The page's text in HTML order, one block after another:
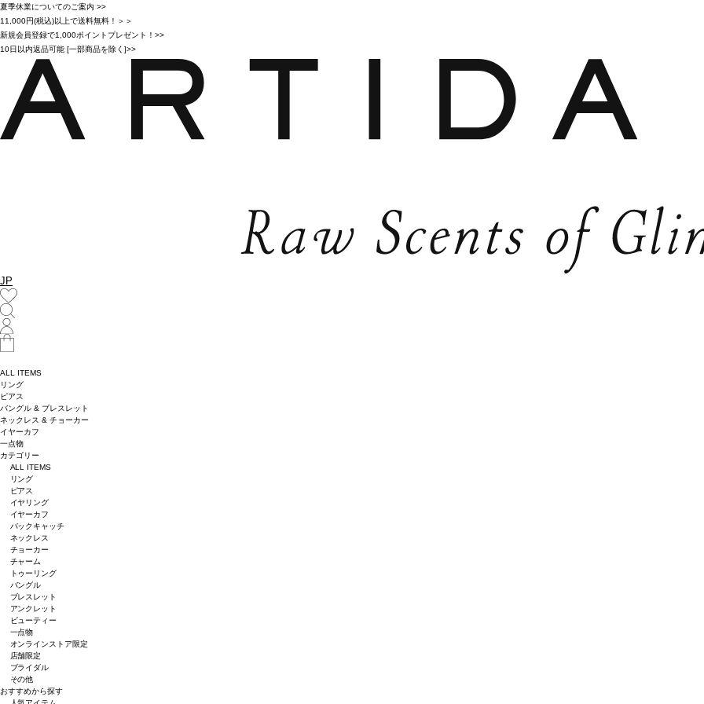
夏季休業についてのご案内 >>
11,000円(税込)以上で送料無料！＞＞
新規会員登録で1,000ポイントプレゼント！>>
10日以内返品可能 [一部商品を除く]>>
JP
ALL ITEMS
リング
ピアス
バングル & ブレスレット
ネックレス & チョーカー
イヤーカフ
一点物
カテゴリー
ALL ITEMS
リング
ピアス
イヤリング
イヤーカフ
バックキャッチ
ネックレス
チョーカー
チャーム
トゥーリング
バングル
ブレスレット
アンクレット
ビューティー
一点物
オンラインストア限定
店舗限定
ブライダル
その他
おすすめから探す